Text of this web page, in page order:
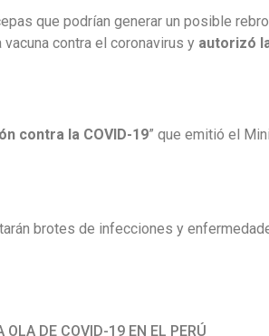
que podrían generar un posible
vacuna contra el coronavirus y autorizó
contra la COVID-19” que emitió el
brotes de infecciones y
DE COVID-19 EN EL PERÚ